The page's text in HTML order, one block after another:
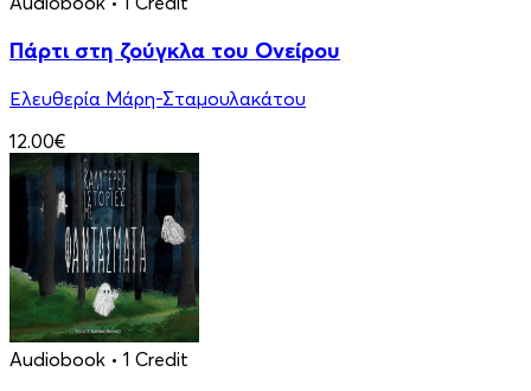
Πάρτι στη ζούγκλα του Ονείρου
Ελευθερία Μάρη-Σταμουλακάτου
12.00€
Audiobook • 1 Credit